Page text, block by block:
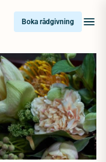
Boka rådgivning